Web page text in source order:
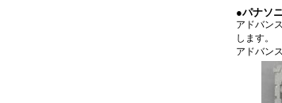
●パナソ
アドバン
します。
アドバ